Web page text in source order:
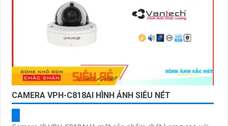
CAMERA VPH-C818AI HÌNH ẢNH SIÊU NÉT